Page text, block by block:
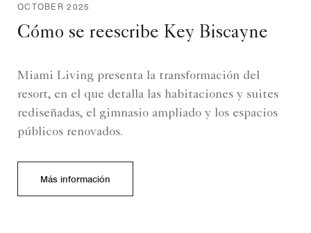
OCTOBER 2025
Cómo se reescribe Key Biscayne
Miami Living presenta la transformación del
resort, en el que detalla las habitaciones y suites
rediseñadas, el gimnasio ampliado y los espacios
públicos renovados.
Más información